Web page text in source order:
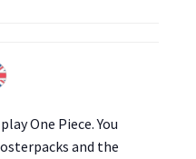
One Piece. You
and the